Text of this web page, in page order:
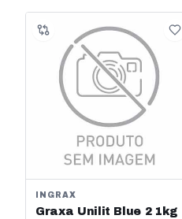
INGRAX
Graxa Unilit Blue 2 1kg